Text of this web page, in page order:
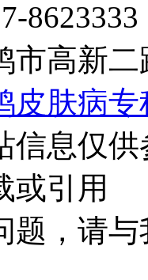
市高新二
皮肤病
信息仅
或引用
题，请